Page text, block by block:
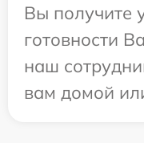
Вы получите
готовности
наш
вам домой